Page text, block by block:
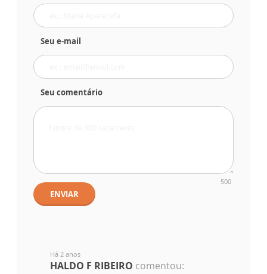
Seu e-mail
Seu comentário
500
ENVIAR
Há 2 anos
HALDO F RIBEIRO comentou: